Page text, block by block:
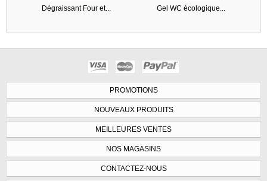
Dégraissant Four et... Gel WC écologique...
PROMOTIONS
NOUVEAUX PRODUITS
MEILLEURES VENTES
NOS MAGASINS
CONTACTEZ-NOUS